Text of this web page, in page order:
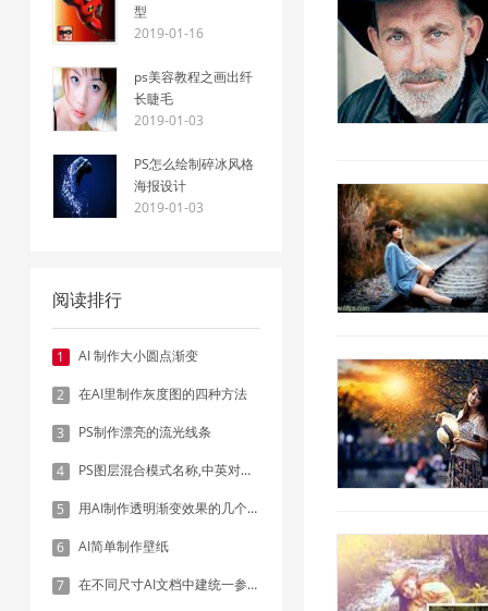
型
2019-01-16
ps美容教程之画出纤
长睫毛
2019-01-03
PS怎么绘制碎冰风格
海报设计
2019-01-03
阅读排行
1 AI 制作大小圆点渐变
2 在AI里制作灰度图的四种方法
3 PS制作漂亮的流光线条
4 PS图层混合模式名称,中英对照表
5 用AI制作透明渐变效果的几个方法
6 AI简单制作壁纸
7 在不同尺寸AI文档中建统一参考线 - 方法1：对齐和分布